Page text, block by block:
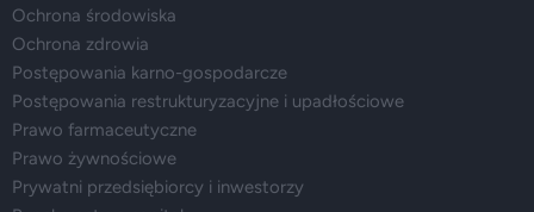
Ochrona środowiska
Ochrona zdrowia
Postępowania karno-gospodarcze
Postępowania restrukturyzacyjne i upadłościowe
Prawo farmaceutyczne
Prawo żywnościowe
Prywatni przedsiębiorcy i inwestorzy